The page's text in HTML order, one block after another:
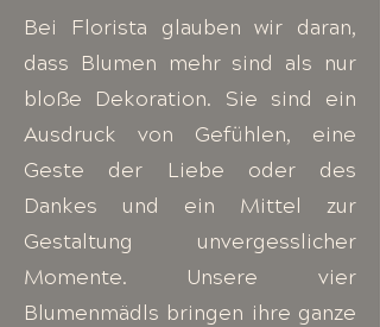
Bei Florista glauben wir daran,
dass Blumen mehr sind als nur
bloße Dekoration. Sie sind ein
Ausdruck von Gefühlen, eine
Geste der Liebe oder des
Dankes und ein Mittel zur
Gestaltung unvergesslicher
Momente. Unsere vier
Blumenmädls bringen ihre ganze